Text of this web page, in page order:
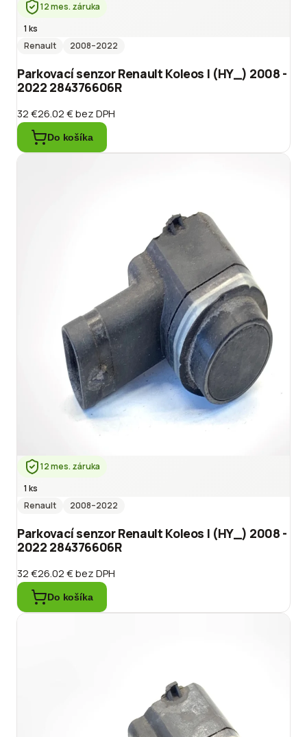
12 mes. záruka
1 ks
Renault
2008–2022
Parkovací senzor Renault Koleos I (HY_) 2008 -
2022 284376606R
32 €26.02 €bez DPH
Do košíka
12 mes. záruka
1 ks
Renault
2008–2022
Parkovací senzor Renault Koleos I (HY_) 2008 -
2022 284376606R
32 €26.02 €bez DPH
Do košíka